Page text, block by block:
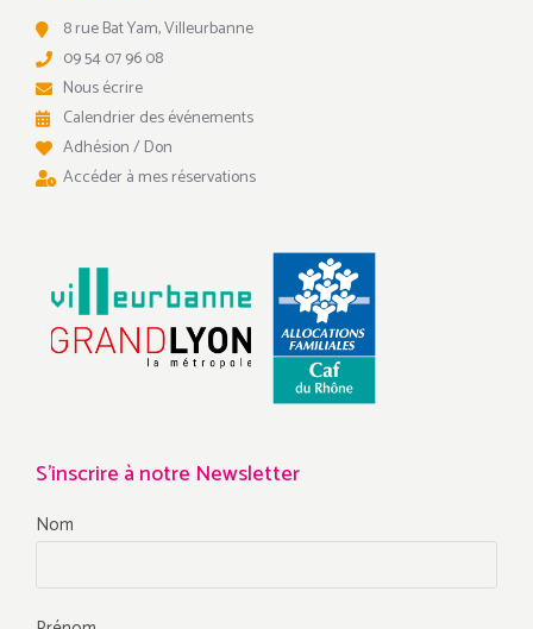
8 rue Bat Yam, Villeurbanne
09 54 07 96 08
Nous écrire
Calendrier des événements
Adhésion / Don
Accéder à mes réservations
S'inscrire à notre Newsletter
Nom